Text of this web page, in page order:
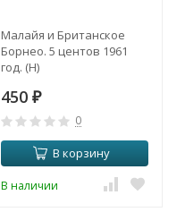
Малайя и Британское
Борнео. 5 центов 1961
год. (H)
450 ₽
0
В корзину
В наличии